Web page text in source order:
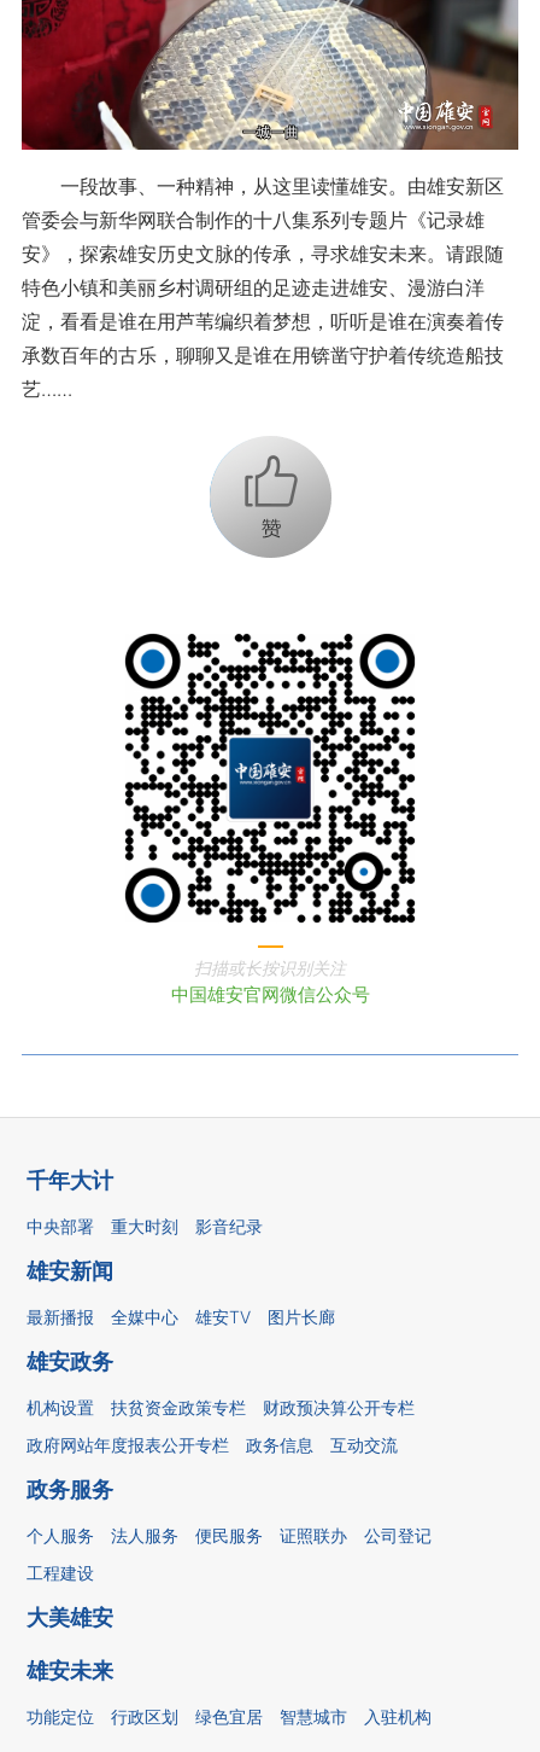
一段故事、一种精神，从这里读懂雄安。由雄安新区
管委会与新华网联合制作的十八集系列专题片《记录雄
安》，探索雄安历史文脉的传承，寻求雄安未来。请跟随
特色小镇和美丽乡村调研组的足迹走进雄安、漫游白洋
淀，看看是谁在用芦苇编织着梦想，听听是谁在演奏着传
承数百年的古乐，聊聊又是谁在用锛凿守护着传统造船技
艺……
+1
扫描或长按识别关注
中国雄安官网微信公众号
千年大计
中央部署 重大时刻 影音纪录
雄安新闻
最新播报 全媒中心 雄安TV 图片长廊
雄安政务
机构设置 扶贫资金政策专栏
财政预决算公开专栏
政府网站年度报表公开专栏
政务信息 互动交流
政务服务
个人服务 法人服务 便民服务 证照联办
公司登记
工程建设
大美雄安
雄安未来
功能定位 行政区划 绿色宜居 智慧城市 入驻机构